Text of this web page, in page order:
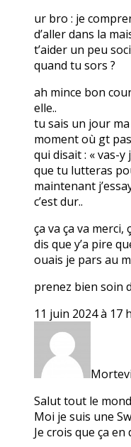
ur bro : je
d’aller dans la
t’aider un peu
quand tu sors ?
ah mince bon
elle..
tu sais un jour
moment où gt
qui disait : « vas-
que tu lutteras
maintenant
c’est dur..
ça va ça va
dis que y’a pire
ouais je pars au
prenez bien soin
11 juin 2024 à 17
Salut tout le
Moi je suis une
Je crois que ça